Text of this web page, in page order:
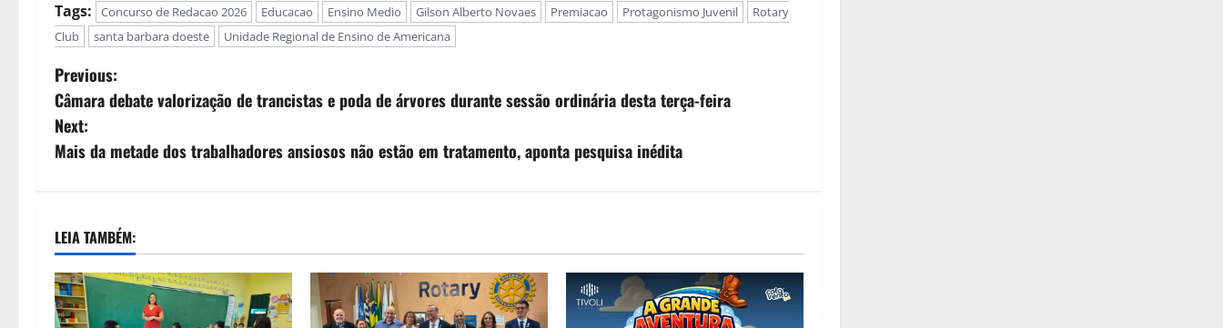
Tags: Concurso de Redacao 2026 Educacao Ensino Medio Gilson Alberto Novaes Premiacao Protagonismo Juvenil
Rotary
Club
santa barbara doeste Unidade Regional de Ensino de Americana
Previous:
Câmara debate valorização de trancistas e poda de árvores durante sessão ordinária desta terça-feira
Next:
Mais da metade dos trabalhadores ansiosos não estão em tratamento, aponta pesquisa inédita
LEIA TAMBÉM: